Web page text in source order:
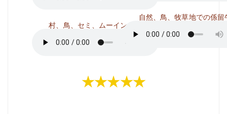
村、鳥、セミ、ムーイング牛
自然、鳥、牧草地での係留
★★★★★